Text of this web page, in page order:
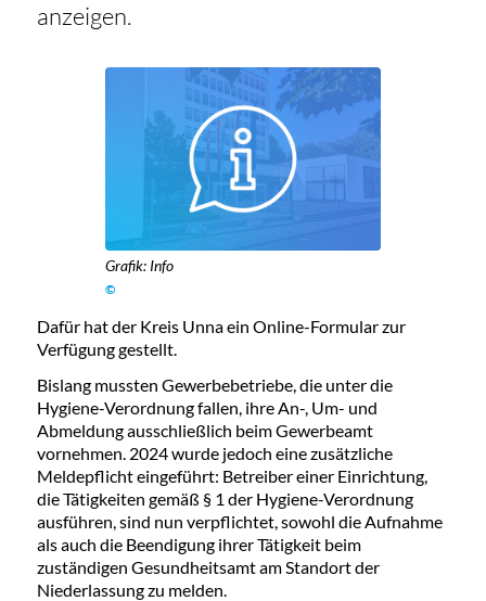
anzeigen.
Grafik: Info
©
Dafür hat der Kreis Unna ein Online-Formular zur
Verfügung gestellt.
Bislang mussten Gewerbebetriebe, die unter die
Hygiene-Verordnung fallen, ihre An-, Um- und
Abmeldung ausschließlich beim Gewerbeamt
vornehmen. 2024 wurde jedoch eine zusätzliche
Meldepflicht eingeführt: Betreiber einer Einrichtung,
die Tätigkeiten gemäß § 1 der Hygiene-Verordnung
ausführen, sind nun verpflichtet, sowohl die Aufnahme
als auch die Beendigung ihrer Tätigkeit beim
zuständigen Gesundheitsamt am Standort der
Niederlassung zu melden.